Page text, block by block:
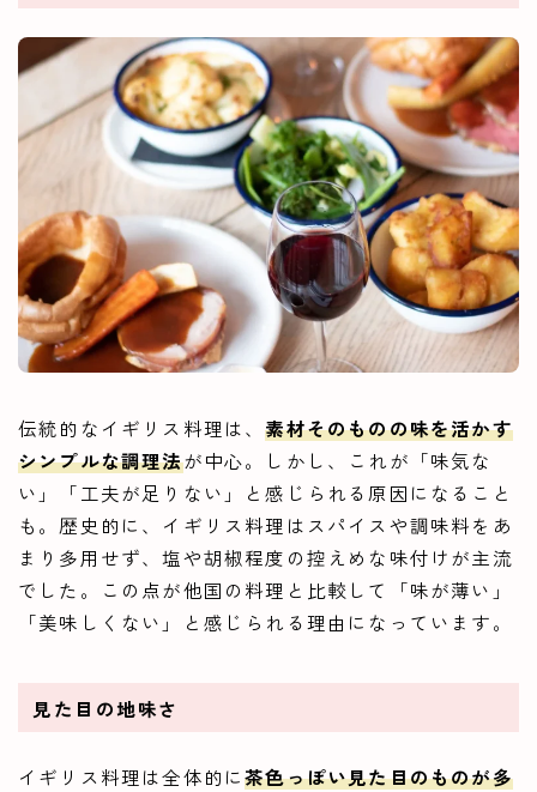
伝統的なイギリス料理は、素材そのものの味を活かす
シンプルな調理法が中心。しかし、これが「味気な
い」「工夫が足りない」と感じられる原因になること
も。歴史的に、イギリス料理はスパイスや調味料をあ
まり多用せず、塩や胡椒程度の控えめな味付けが主流
でした。この点が他国の料理と比較して「味が薄い」
「美味しくない」と感じられる理由になっています。
見た目の地味さ
イギリス料理は全体的に茶色っぽい見た目のものが多